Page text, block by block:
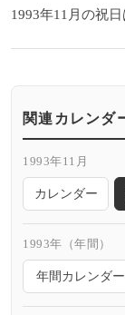
1993年11月の祝
関連カレンダ
1993年11月
カレンダー
1993年（年間）
年間カレンダー